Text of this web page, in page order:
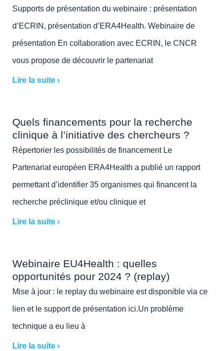
Supports de présentation du webinaire : présentation
d’ECRIN, présentation d’ERA4Health. Webinaire de
présentation En collaboration avec ECRIN, le CNCR
vous propose de découvrir le partenariat
Lire la suite ›
Quels financements pour la recherche
clinique à l’initiative des chercheurs ?
Répertorier les possibilités de financement Le
Partenariat européen ERA4Health a publié un rapport
permettant d’identifier 35 organismes qui financent la
recherche préclinique et/ou clinique et
Lire la suite ›
Webinaire EU4Health : quelles
opportunités pour 2024 ? (replay)
Mise à jour : le replay du webinaire est disponible via ce
lien et le support de présentation ici.Un problème
technique a eu lieu à
Lire la suite ›